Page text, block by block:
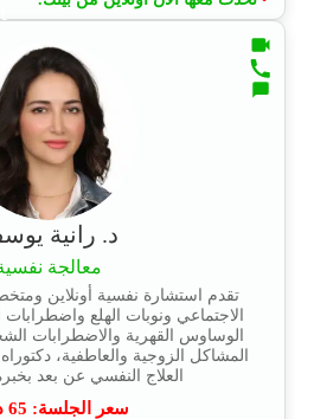
د. رانية
معالجة
تقدم استشارة نفسية أونلاين
الاجتماعي ونوبات الهلع واضطرابات
الوساوس القهرية والاضطرابات
المشاكل الزوجية والعاطفية،
العلاج النفسي عن بعد بخبرة 6
سعر الجلسة: 65